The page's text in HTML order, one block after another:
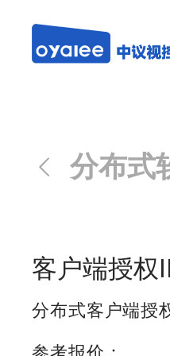
分布式
客户端授权
分布式客户端授